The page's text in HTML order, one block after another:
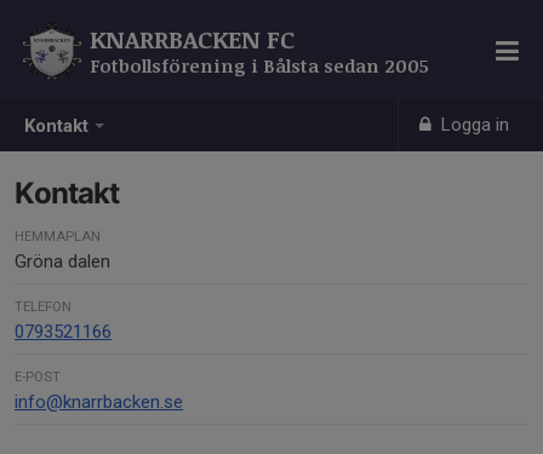
Kontakt Logga in
KNARRBACKEN FC
Fotbollsförening i Bålsta sedan 2005
Kontakt
HEMMAPLAN
Gröna dalen
TELEFON
0793521166
E-POST
info@knarrbacken.se